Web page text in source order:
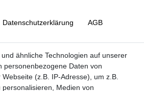
Daten­schutz­erklärung AGB
Widerrufs­recht
widerrufen Kontakt
ähnliche Technologien auf unserer
personenbezogene Daten von
(z.B. IP-Adresse), um z.B.
Medien von